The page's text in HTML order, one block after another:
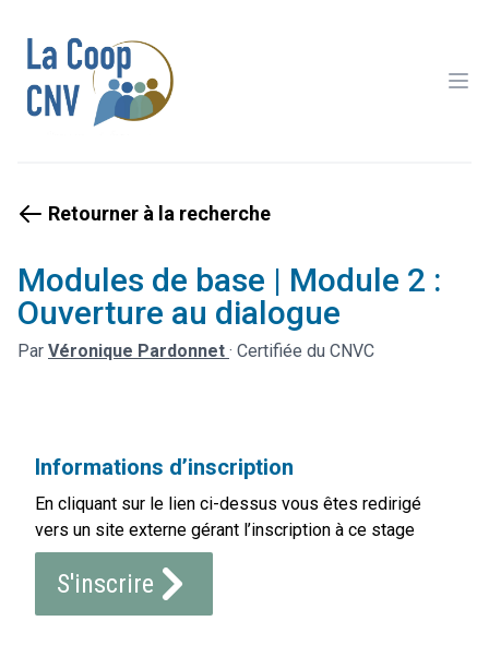
Retourner à la recherche
Modules de base | Module 2 :
Ouverture au dialogue
Par Véronique Pardonnet · Certifiée du CNVC
Informations d’inscription
En cliquant sur le lien ci-dessus vous êtes redirigé
vers un site externe gérant l’inscription à ce stage
S'inscrire